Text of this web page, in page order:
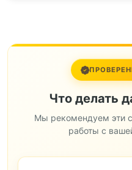
Что делать
Мы рекомендуем эти
работы с